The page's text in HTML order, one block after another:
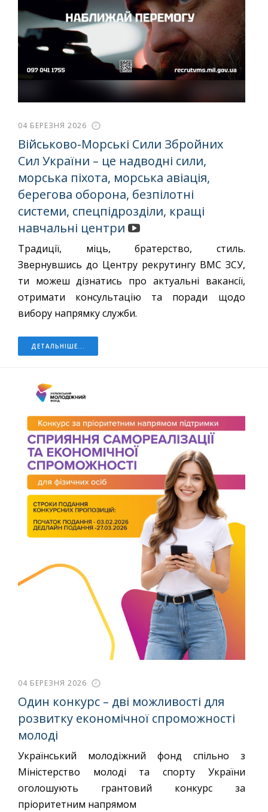
04 БЕРЕЗНЯ 2026
Військово-Морські Сили Збройних
Сил України – це надводні сили,
морська піхота, морська авіація,
берегова оборона, безпілотні
системи, спецпідрозділи, кращі
навчальні центри
Традиції, міць, братерство, стиль.
Звернувшись до Центру рекрутингу ВМС ЗСУ,
ти можеш дізнатись про актуальні вакансії,
отримати консультацію та поради щодо
вибору напрямку служби.
ДЕТАЛЬНІШЕ...
04 БЕРЕЗНЯ 2026
Один конкурс – дві можливості для
розвитку економічної спроможності
молоді
Український молодіжний фонд спільно з
Міністерство молоді та спорту України
оголошують грантовий конкурс за
пріоритетним напрямом